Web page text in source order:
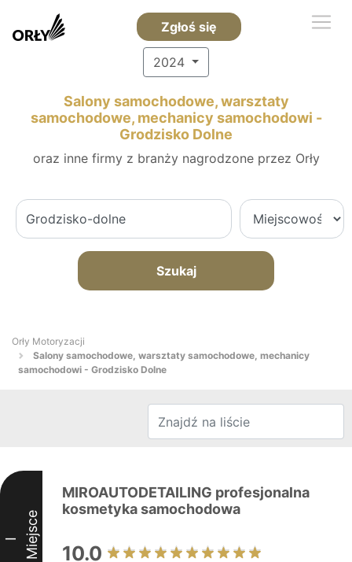
Zgłoś się
2024
Salony samochodowe, warsztaty
samochodowe, mechanicy samochodowi -
Grodzisko Dolne
oraz inne firmy z branży nagrodzone przez Orły
Szukaj
Orły Motoryzacji
Salony samochodowe, warsztaty samochodowe, mechanicy
samochodowi - Grodzisko Dolne
I Miejsce
MIROAUTODETAILING profesjonalna
kosmetyka samochodowa
10.0